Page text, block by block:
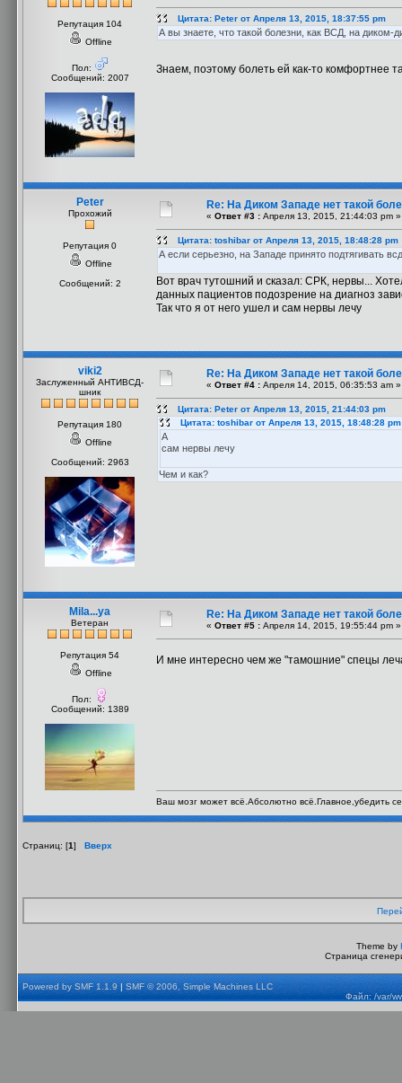
Репутация 104
Offline
Пол:
Сообщений: 2007
Цитата: Peter от Апреля 13, 2015, 18:37:55 pm
А вы знаете, что такой болезни, как ВСД, на диком-
Знаем, поэтому болеть ей как-то комфортнее
Peter
Прохожий
Репутация 0
Offline
Сообщений: 2
Re: На Диком Западе нет такой
« Ответ #3 : Апреля 13, 2015, 21:44:03 pm »
Цитата: toshibar от Апреля 13, 2015, 18:48:28 pm
А если серьезно, на Западе принято подтягивать
Вот врач тутошний и сказал: СРК, нервы...
данных пациентов подозрение на диагноз
Так что я от него ушел и сам нервы лечу
viki2
Заслуженный АНТИВСД-
шник
Репутация 180
Offline
Сообщений: 2963
Re: На Диком Западе нет такой
« Ответ #4 : Апреля 14, 2015, 06:35:53 am »
Цитата: Peter от Апреля 13, 2015, 21:44:03 pm
Цитата: toshibar от Апреля 13, 2015, 18:48:28 pm
А
сам нервы лечу
Чем и как?
Mila...ya
Ветеран
Репутация 54
Offline
Пол:
Сообщений: 1389
Re: На Диком Западе нет такой
« Ответ #5 : Апреля 14, 2015, 19:55:44 pm »
И мне интересно чем же "тамошние" спецы
Ваш мозг может всё.Абсолютно всё.Главное,убедить
Страниц: [1] Вверх
Theme by
Страница
Powered by SMF 1.1.9|SMF © 2006, Simple Machines LLC
Файл: /var/